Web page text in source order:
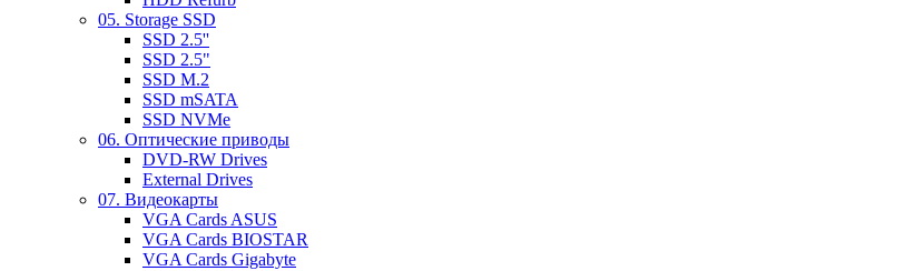
05. Storage SSD
SSD 2.5''
SSD 2.5"
SSD M.2
SSD mSATA
SSD NVMe
06. Оптические приводы
DVD-RW Drives
External Drives
07. Видеокарты
VGA Cards ASUS
VGA Cards BIOSTAR
VGA Cards Gigabyte